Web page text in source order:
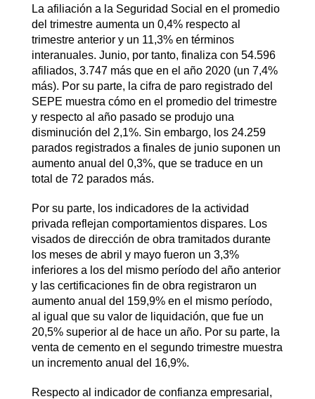
La afiliación a la Seguridad Social en el promedio
del trimestre aumenta un 0,4% respecto al
trimestre anterior y un 11,3% en términos
interanuales. Junio, por tanto, finaliza con 54.596
afiliados, 3.747 más que en el año 2020 (un 7,4%
más). Por su parte, la cifra de paro registrado del
SEPE muestra cómo en el promedio del trimestre
y respecto al año pasado se produjo una
disminución del 2,1%. Sin embargo, los 24.259
parados registrados a finales de junio suponen un
aumento anual del 0,3%, que se traduce en un
total de 72 parados más.
Por su parte, los indicadores de la actividad
privada reflejan comportamientos dispares. Los
visados de dirección de obra tramitados durante
los meses de abril y mayo fueron un 3,3%
inferiores a los del mismo período del año anterior
y las certificaciones fin de obra registraron un
aumento anual del 159,9% en el mismo período,
al igual que su valor de liquidación, que fue un
20,5% superior al de hace un año. Por su parte, la
venta de cemento en el segundo trimestre muestra
un incremento anual del 16,9%.
Respecto al indicador de confianza empresarial,